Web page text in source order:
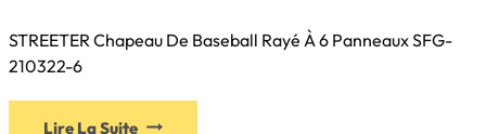
STREETER Chapeau De Baseball Rayé À 6 Panneaux SFG-
210322-6
Lire La Suite